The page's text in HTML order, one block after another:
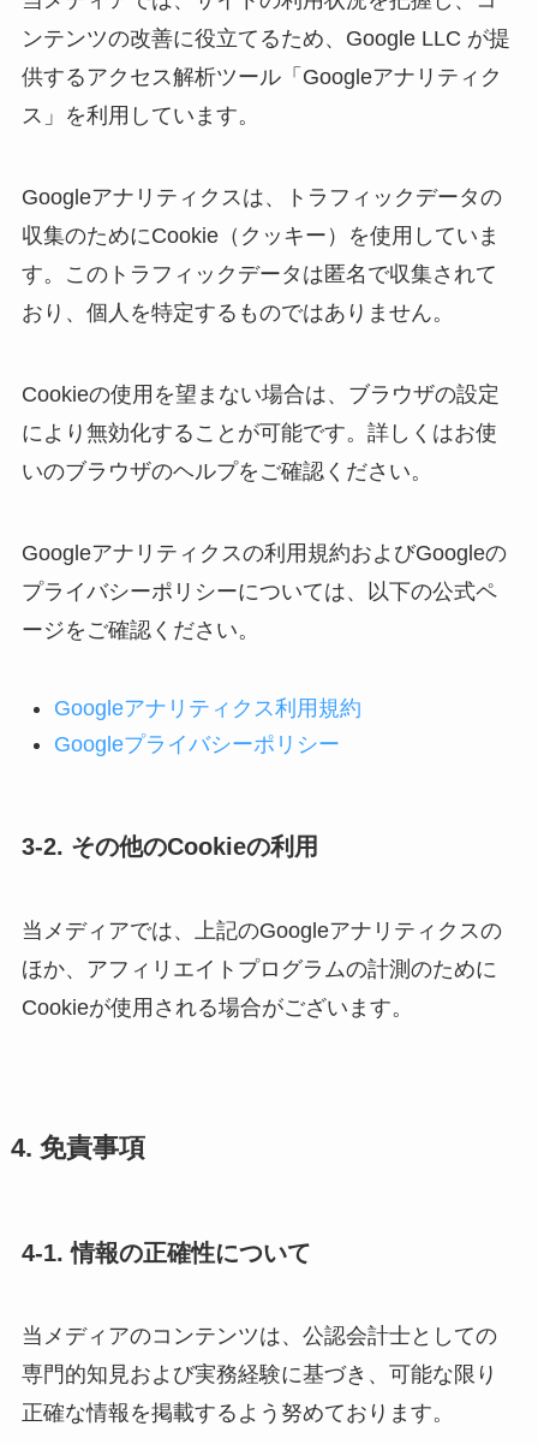
ンテンツの改善に役立てるため、Google LLC が提
供するアクセス解析ツール「Googleアナリティク
ス」を利用しています。
Googleアナリティクスは、トラフィックデータの
収集のためにCookie（クッキー）を使用していま
す。このトラフィックデータは匿名で収集されて
おり、個人を特定するものではありません。
Cookieの使用を望まない場合は、ブラウザの設定
により無効化することが可能です。詳しくはお使
いのブラウザのヘルプをご確認ください。
Googleアナリティクスの利用規約およびGoogleの
プライバシーポリシーについては、以下の公式ペ
ージをご確認ください。
Googleアナリティクス利用規約
Googleプライバシーポリシー
3-2. その他のCookieの利用
当メディアでは、上記のGoogleアナリティクスの
ほか、アフィリエイトプログラムの計測のために
Cookieが使用される場合がございます。
4. 免責事項
4-1. 情報の正確性について
当メディアのコンテンツは、公認会計士としての
専門的知見および実務経験に基づき、可能な限り
正確な情報を掲載するよう努めております。